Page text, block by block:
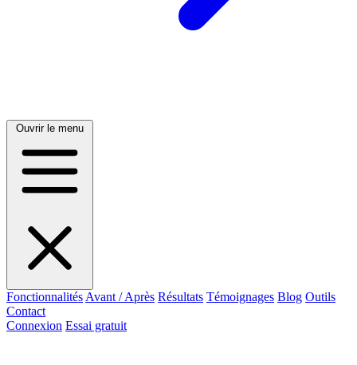
Ouvrir le menu
Fonctionnalités Avant / Après Résultats Témoignages Blog Outils
Contact
Connexion Essai gratuit